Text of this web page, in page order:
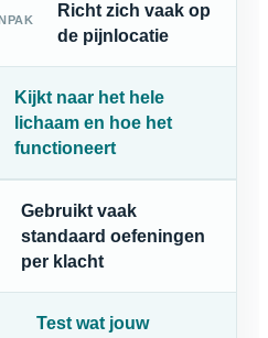
Richt zich vaak op
de pijnlocatie
Kijkt naar het hele
lichaam en hoe het
functioneert
Gebruikt vaak
standaard oefeningen
per klacht
Test wat jouw